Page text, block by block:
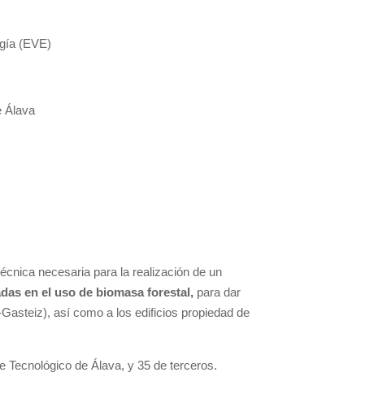
(EVE)
Álava
necesaria para la realización de un
en el uso de biomasa forestal, para dar
así como a los edificios propiedad de
Tecnológico de Álava, y 35 de terceros.